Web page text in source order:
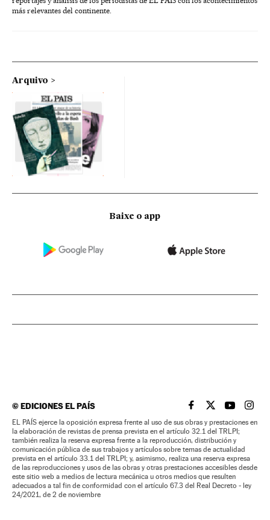
más relevantes del continente.
Arquivo
Baixe o app
©EDICIONES EL PAÍS EL PAÍS BRASIL EN
EL PAÍSEL PAÍS
EL
EL PAÍS ejerce la oposición expresa frente al uso de sus obras y prestaciones en
la elaboración de revistas de prensa prevista en el artículo 32.1 del TRLPI;
también realiza la reserva expresa frente a la reproducción, distribución y
comunicación pública de sus trabajos y artículos sobre temas de actualidad
prevista en el artículo 33.1 del TRLPI; y, asimismo, realiza una reserva expresa
de las reproducciones y usos de las obras y otras prestaciones accesibles desde
este sitio web a medios de lectura mecánica u otros medios que resulten
adecuados a tal fin de conformidad con el artículo 67.3 del Real Decreto - ley
24/2021, de 2 de noviembre